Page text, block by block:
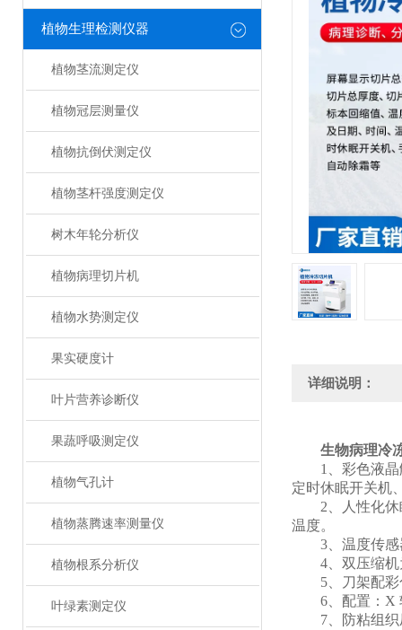
植物生理检测仪器
植物茎流测定仪
植物冠层测量仪
植物抗倒伏测定仪
植物茎杆强度测定仪
树木年轮分析仪
植物病理切片机
植物水势测定仪
果实硬度计
叶片营养诊断仪
果蔬呼吸测定仪
植物气孔计
植物蒸腾速率测量仪
植物根系分析仪
叶绿素测定仪
详细说明：
生物病理冷
1、彩色液晶触
定时休眠开关机
2、人性化休眠
温度。
3、温度传感
4、双压缩机为
5、刀架配彩
6、配置：X 轴
7、防粘组织压